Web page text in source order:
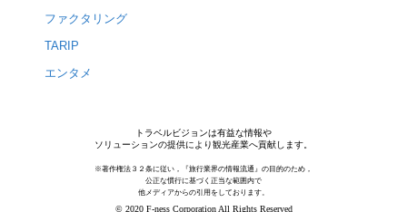
ファクタリング
TARIP
エンタメ
トラベルビジョンは有益な情報や
ソリューションの提供により観光産業へ貢献します。
※著作権法３２条に従い，『旅行業界の情報流通』の目的のため，
公正な慣行に基づく正当な範囲内で
他メディアからの引用をしております。
© 2020 F-ness Corporation All Rights Reserved